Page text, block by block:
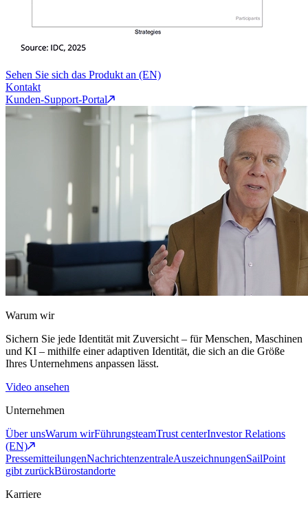
Sehen Sie sich das Produkt an (EN)
Kontakt
Kunden-Support-Portal
Warum wir
Sichern Sie jede Identität mit Zuversicht – für Menschen, Maschinen
und KI – mithilfe einer adaptiven Identität, die sich an die Größe
Ihres Unternehmens anpassen lässt.
Video ansehen
Unternehmen
Über unsWarum wirFührungsteamTrust centerInvestor Relations
(EN)
PressemitteilungenNachrichtenzentraleAuszeichnungenSailPoint
gibt zurückBürostandorte
Karriere